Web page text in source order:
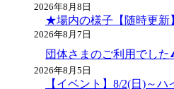
2026年8月8日
★場内の様子【随時更新
2026年8月7日
団体さまのご利用でした
2026年8月5日
【イベント】8/2(日)～